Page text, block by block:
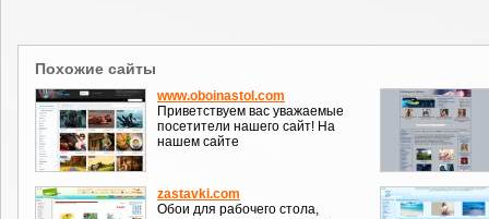
Похожие сайты
www.oboinastol.com
Приветствуем вас уважаемые
посетители нашего сайт! На
нашем сайте
zastavki.com
Обои для рабочего стола,